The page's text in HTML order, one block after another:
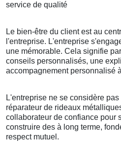
service de qualité
Le bien-être du client est au
l'entreprise. L'entreprise
une mémorable. Cela signifie
conseils personnalisés, une
accompagnement personnalisé
L'entreprise ne se considère
réparateur de rideaux
collaborateur de confiance pour
construire des à long terme,
respect mutuel.